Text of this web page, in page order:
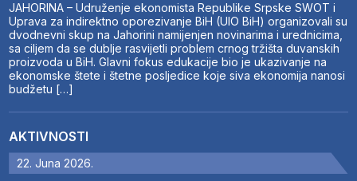
JAHORINA – Udruženje ekonomista Republike Srpske SWOT i
Uprava za indirektno oporezivanje BiH (UIO BiH) organizovali su
dvodnevni skup na Jahorini namijenjen novinarima i urednicima,
sa ciljem da se dublje rasvijetli problem crnog tržišta duvanskih
proizvoda u BiH. Glavni fokus edukacije bio je ukazivanje na
ekonomske štete i štetne posljedice koje siva ekonomija nanosi
budžetu […]
AKTIVNOSTI
22. Juna 2026.